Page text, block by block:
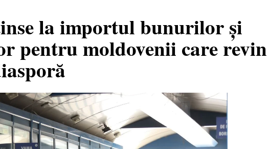
la importul bunurilor și
pentru moldovenii care revin